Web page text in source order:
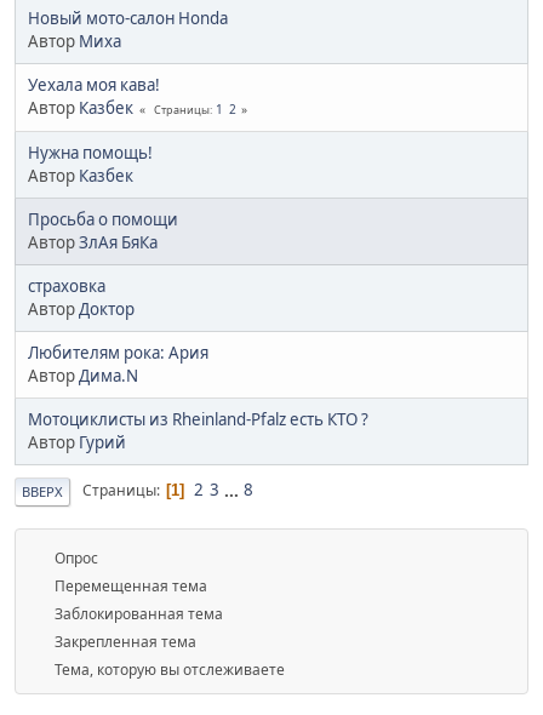
Новый мото-салон Honda
Автор Миха
Уехала моя кава!
Автор Казбек Страницы 1 2
Нужна помощь!
Автор Казбек
Просьба о помощи
АвторЗлАя БяКа
страховка
Автор Доктор
Любителям рока: Ария
Автор Дима.N
Мотоциклисты из Rheinland-Pfalz есть КТО ?
Автор Гурий
ВВЕРХ Страницы 1 2 3 ... 8
Опрос
Перемещенная тема
Заблокированная тема
Закрепленная тема
Тема, которую вы отслеживаете